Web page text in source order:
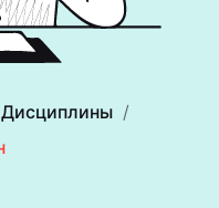
Дисциплины